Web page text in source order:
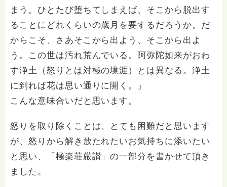
まう。ひとたび堕ちてしまえば、そこから脱出す
ることにどれくらいの歳月を要するだろうか。だ
からこそ、さあそこから出よう、そこから出よ
う。この世は汚れ荒んでいる。阿弥陀如来がおわ
す浄土（怒りとは対極の境涯）とは異なる。浄土
に到れば花は思い通りに開く。」
こんな意味合いだと思います。
怒りを取り除くことは、とても困難だと思います
が、怒りから解き放たれたいお気持ちに添いたい
と思い、「極楽荘厳讃」の一部分を書かせて頂き
ました。